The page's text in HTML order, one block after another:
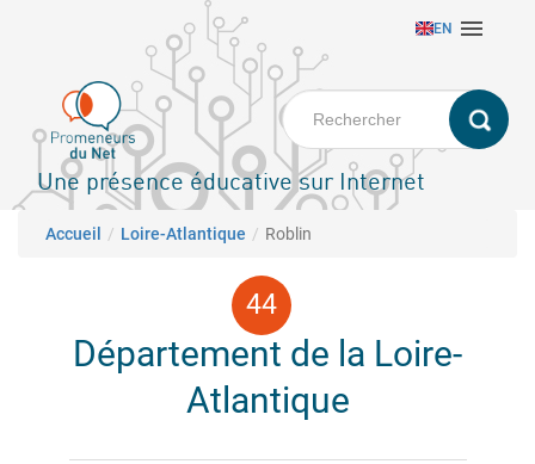
principal
EN 
Une présence éducative sur Internet
Fil d'Ariane
Accueil Loire-Atlantique Roblin
Département de la Loire-
Atlantique